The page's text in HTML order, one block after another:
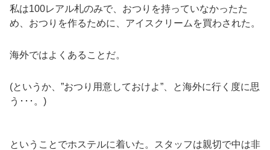
私は100レアル札のみで、おつりを持っていなかったた
め、おつりを作るために、アイスクリームを買わされた。
海外ではよくあることだ。
(というか、”おつり用意しておけよ”、と海外に行く度に思
う･･･。)
ということでホステルに着いた。スタッフは親切で中は非